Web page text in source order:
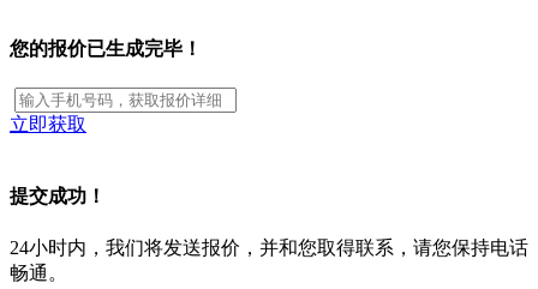
您的报价已生成完毕！
立即获取
提交成功！
24小时内，我们将发送报价，并和您取得联系，请您保持电话
畅通。